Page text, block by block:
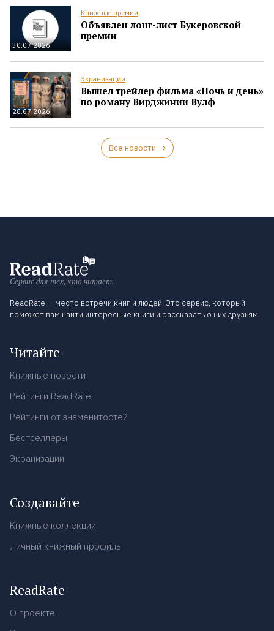
30.07.2026
Книжные премии
Объявлен лонг-лист Букеровской
премии
28.07.2026
Экранизации
Вышел трейлер фильма «Ночь и день»
по роману Вирджинии Вулф
Все новости
Сервис для тех, кто читает.
ReadRate — место встречи книг и людей. Это сервис, который
поможет вам найти интересные книги и рассказать о них друзьям.
Читайте
Книжные новости
Рейтинги ReadRate
Рейтинги от знаменитостей
Бестселлеры
Экранизации
Создавайте
Книжные коллекции
Личный книжный профиль
ReadRate
О проекте